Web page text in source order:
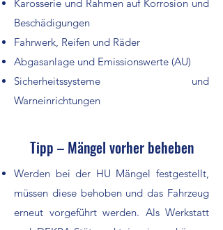
Karosserie und Rahmen auf Korrosion und
Beschädigungen
Fahrwerk, Reifen und Räder
Abgasanlage und Emissionswerte (AU)
Sicherheitssysteme und
Warneinrichtungen
Tipp – Mängel vorher beheben
Werden bei der HU Mängel festgestellt,
müssen diese behoben und das Fahrzeug
erneut vorgeführt werden. Als Werkstatt